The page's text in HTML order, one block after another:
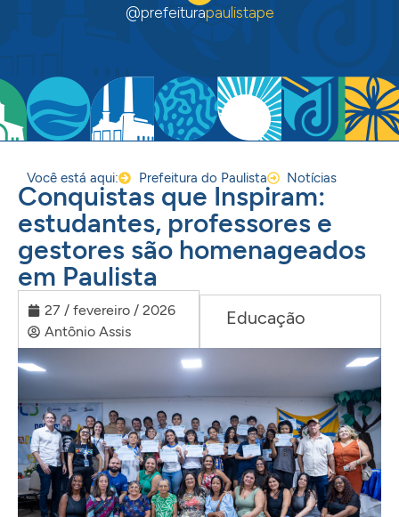
@prefeiturapaulistape
Você está aqui: Prefeitura do Paulista Notícias
Conquistas que Inspiram:
estudantes, professores e
gestores são homenageados
em Paulista
27 / fevereiro / 2026
Antônio Assis
Educação